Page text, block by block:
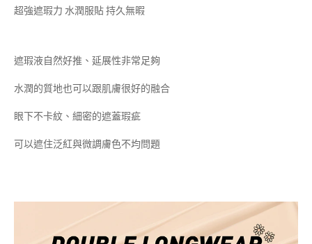
超強遮瑕力 水潤服貼 持久無暇
遮瑕液自然好推、延展性非常足夠
水潤的質地也可以跟肌膚很好的融合
眼下不卡紋、細密的遮蓋瑕疵
可以遮住泛紅與微調膚色不均問題